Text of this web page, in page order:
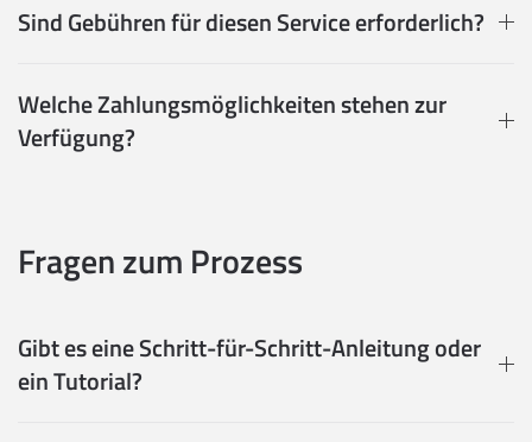
Sind Gebühren für diesen Service erforderlich?
Welche Zahlungsmöglichkeiten stehen zur
Verfügung?
Fragen zum Prozess
Gibt es eine Schritt-für-Schritt-Anleitung oder
ein Tutorial?